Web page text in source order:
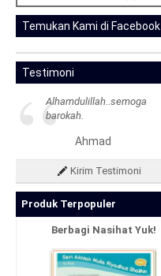
Temukan Kami di Facebook
Testimoni
“Alhamdulillah..semoga
barokah.
Ahmad
Kirim Testimoni
Produk Terpopuler
Berbagi Nasihat Yuk!